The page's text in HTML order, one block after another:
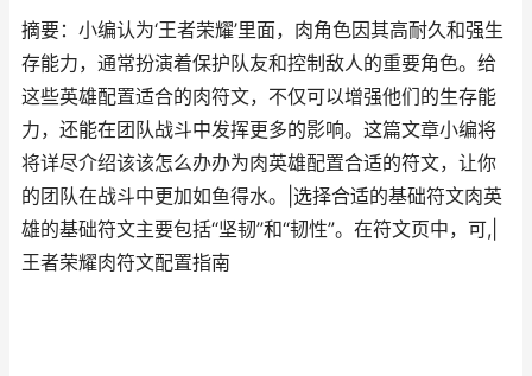
摘要：小编认为‘王者荣耀’里面，肉角色因其高耐久和强生
存能力，通常扮演着保护队友和控制敌人的重要角色。给
这些英雄配置适合的肉符文，不仅可以增强他们的生存能
力，还能在团队战斗中发挥更多的影响。这篇文章小编将
将详尽介绍该该怎么办办为肉英雄配置合适的符文，让你
的团队在战斗中更加如鱼得水。|选择合适的基础符文肉英
雄的基础符文主要包括“坚韧”和“韧性”。在符文页中，可,|
王者荣耀肉符文配置指南